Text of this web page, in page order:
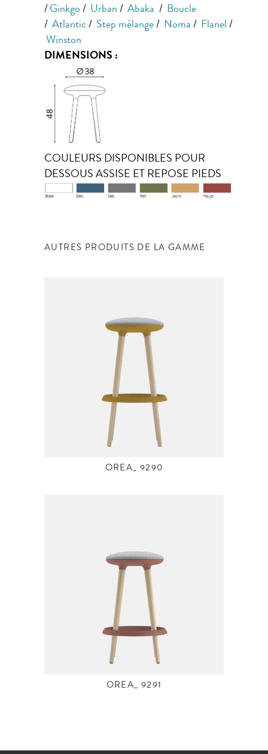
/ Ginkgo / Urban / Abaka / Boucle
/ Atlantic / Step mélange / Noma / Flanel /
Winston
DIMENSIONS :
COULEURS DISPONIBLES POUR
DESSOUS ASSISE ET REPOSE PIEDS
AUTRES PRODUITS DE LA GAMME
OREA_ 9290
OREA_ 9291